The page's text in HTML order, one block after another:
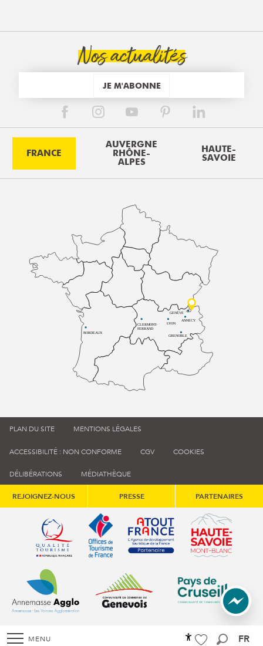
MENU
FR
Nos actualités
JE M'ABONNE
FRANCE
AUVERGNE
RHÔNE-
ALPES
HAUTE-
SAVOIE
BORDEAUX
CLERMONT-
FERRAND
LYON
ANNECY
GRENOBLE
GENÈVE
PLAN DU SITE MENTIONS LÉGALES
ACCESSIBILITÉ : NON CONFORME CGV COOKIES
DÉLIBÉRATIONS MÉDIATHÈQUE
REJOIGNEZ-NOUS PRESSE PARTENAIRES
Qualité tourisme (s'ouvre dans une nouvelle fenêtre)
Office de tourisme de France (s'ouvre
Atout France (s'ouvre dans
Annemasse Agglo (s'ouvre dans une nouvelle fenêtre)
Communauté de communes du
Communauté de